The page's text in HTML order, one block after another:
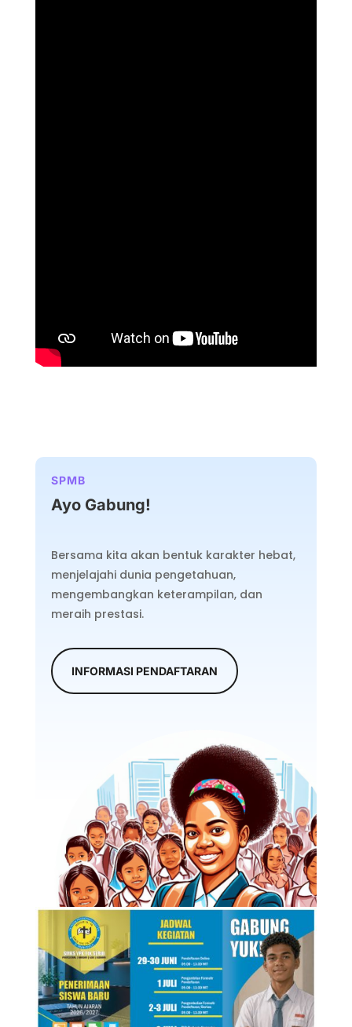
SPMB
Ayo Gabung!
Bersama kita akan bentuk karakter hebat,
menjelajahi dunia pengetahuan,
mengembangkan keterampilan, dan
meraih prestasi.
INFORMASI PENDAFTARAN